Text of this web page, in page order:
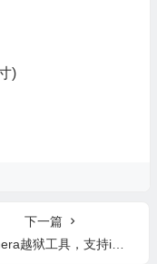
)
下一篇
支持iOS12.0~iOS12.5 全体设备部分包括A12 Xs XsMax Xr